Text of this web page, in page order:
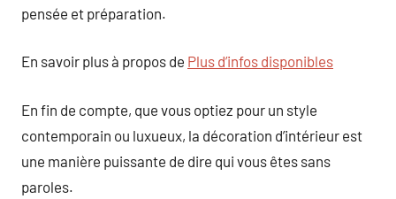
pensée et préparation.
En savoir plus à propos de Plus d’infos disponibles
En fin de compte, que vous optiez pour un style
contemporain ou luxueux, la décoration d’intérieur est
une manière puissante de dire qui vous êtes sans
paroles.